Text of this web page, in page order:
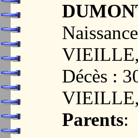
Décès :
Parents: